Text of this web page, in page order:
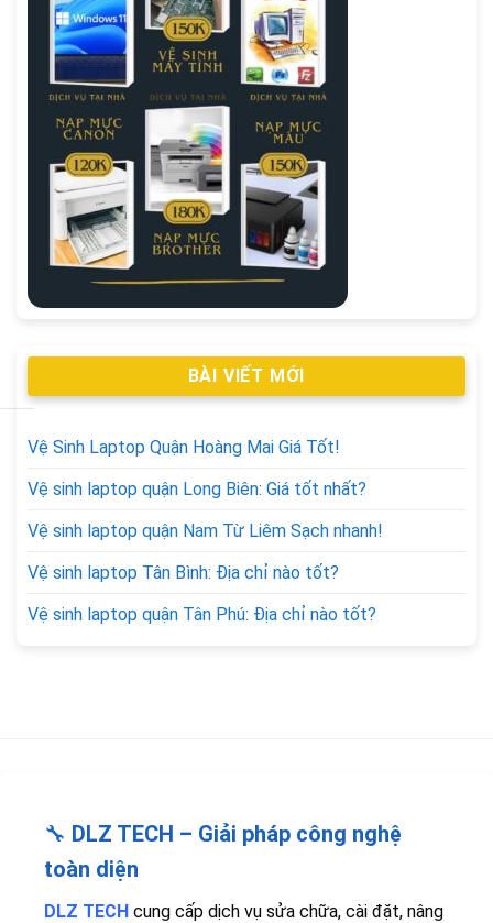
BÀI VIẾT MỚI
Vệ Sinh Laptop Quận Hoàng Mai Giá Tốt!
Vệ sinh laptop quận Long Biên: Giá tốt nhất?
Vệ sinh laptop quận Nam Từ Liêm Sạch nhanh!
Vệ sinh laptop Tân Bình: Địa chỉ nào tốt?
Vệ sinh laptop quận Tân Phú: Địa chỉ nào tốt?
🔧 DLZ TECH – Giải pháp công nghệ
toàn diện
DLZ TECH cung cấp dịch vụ sửa chữa, cài đặt, nâng